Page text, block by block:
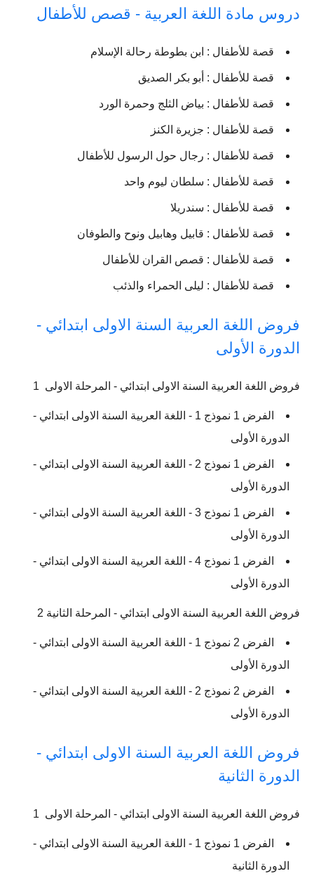
دروس مادة اللغة العربية - قصص للأطفال
قصة للأطفال : ابن بطوطة رحالة الإسلام
قصة للأطفال : أبو بكر الصديق
قصة للأطفال : بياض الثلج وحمرة الورد
قصة للأطفال : جزيرة الكنز
قصة للأطفال : رجال حول الرسول للأطفال
قصة للأطفال : سلطان ليوم واحد
قصة للأطفال : سندريلا
قصة للأطفال : قابيل وهابيل ونوح والطوفان
قصة للأطفال : قصص القران للأطفال
قصة للأطفال : ليلى الحمراء والذئب
فروض اللغة العربية السنة الاولى ابتدائي -
الدورة الأولى
فروض اللغة العربية السنة الاولى ابتدائي - المرحلة الاولى 1
الفرض 1 نموذج 1 - اللغة العربية السنة الاولى ابتدائي -
الدورة الأولى
الفرض 1 نموذج 2 - اللغة العربية السنة الاولى ابتدائي -
الدورة الأولى
الفرض 1 نموذج 3 - اللغة العربية السنة الاولى ابتدائي -
الدورة الأولى
الفرض 1 نموذج 4 - اللغة العربية السنة الاولى ابتدائي -
الدورة الأولى
فروض اللغة العربية السنة الاولى ابتدائي - المرحلة الثانية 2
الفرض 2 نموذج 1 - اللغة العربية السنة الاولى ابتدائي -
الدورة الأولى
الفرض 2 نموذج 2 - اللغة العربية السنة الاولى ابتدائي -
الدورة الأولى
فروض اللغة العربية السنة الاولى ابتدائي -
الدورة الثانية
فروض اللغة العربية السنة الاولى ابتدائي - المرحلة الاولى 1
الفرض 1 نموذج 1 - اللغة العربية السنة الاولى ابتدائي -
الدورة الثانية